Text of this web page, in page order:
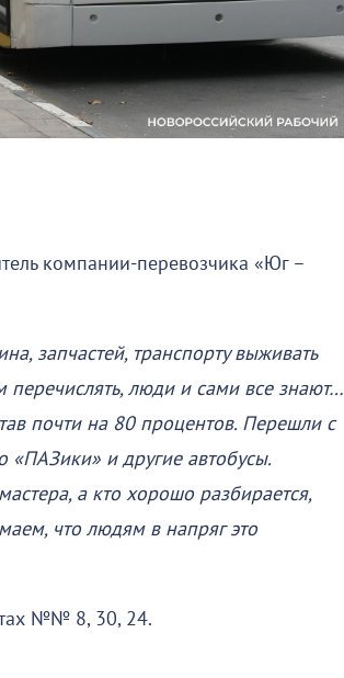
компании-перевозчика «Юг –
запчастей, транспорту выживать
люди и сами все знают…
почти на 80 процентов. Перешли с
«ПАЗики» и другие автобусы.
а кто хорошо разбирается,
что людям в напряг это
№№ 8, 30, 24.